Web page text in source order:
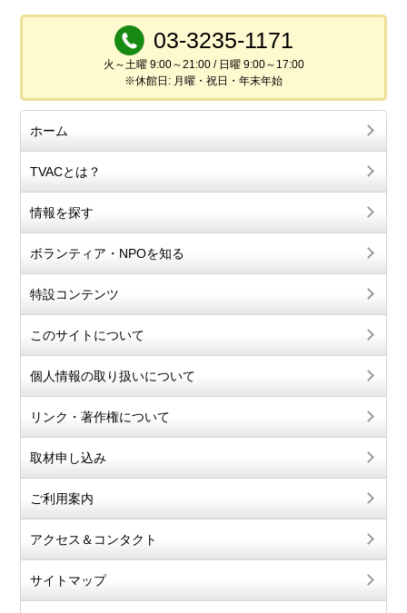
03-3235-1171
火～土曜 9:00～21:00 / 日曜 9:00～17:00
※休館日: 月曜・祝日・年末年始
ホーム
TVACとは？
情報を探す
ボランティア・NPOを知る
特設コンテンツ
このサイトについて
個人情報の取り扱いについて
リンク・著作権について
取材申し込み
ご利用案内
アクセス＆コンタクト
サイトマップ